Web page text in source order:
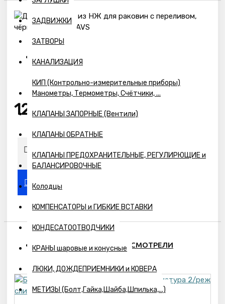
ЗАДВИЖКИ
ЗАТВОРЫ
КАНАЛИЗАЦИЯ
КИП (Контрольно-измерительные приборы)
Манометры, Термометры, Счётчики, ...
КЛАПАНЫ ЗАПОРНЫЕ (Вентили)
КЛАПАНЫ ОБРАТНЫЕ
КЛАПАНЫ ПРЕДОХРАНИТЕЛЬНЫЕ, РЕГУЛИРЮЩИЕ и
БАЛАНСИРОВОЧНЫЕ
Колодцы
КОМПЕНСАТОРЫ и ГИБКИЕ ВСТАВКИ
КОНДЕСАТООТВОДЧИКИ
КРАНЫ шаровые и конусные
ЛЮКИ, ДОЖДЕПРИЕМНИКИ и КОВЕРА
МЕТИЗЫ (Болт,Гайка,Шайба,Шпилька,...)
Наличие:
в наличии
1204р.
ПОХОЖИЕ ТОВАРЫ ВЫ СМОТРЕЛИ